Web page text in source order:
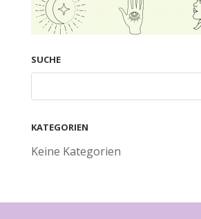
SUCHE
KATEGORIEN
Keine Kategorien